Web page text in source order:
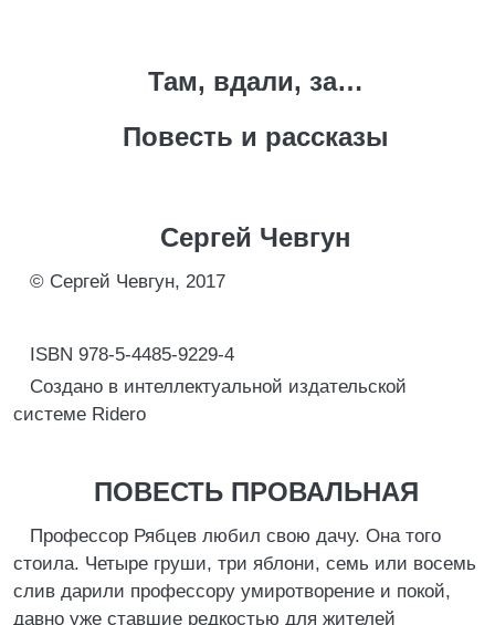
Там, вдали, за…
Повесть и рассказы
Сергей Чевгун
© Сергей Чевгун, 2017
ISBN 978-5-4485-9229-4
Создано в интеллектуальной издательской
системе Ridero
ПОВЕСТЬ ПРОВАЛЬНАЯ
Профессор Рябцев любил свою дачу. Она того
стоила. Четыре груши, три яблони, семь или восемь
слив дарили профессору умиротворение и покой,
давно уже ставшие редкостью для жителей